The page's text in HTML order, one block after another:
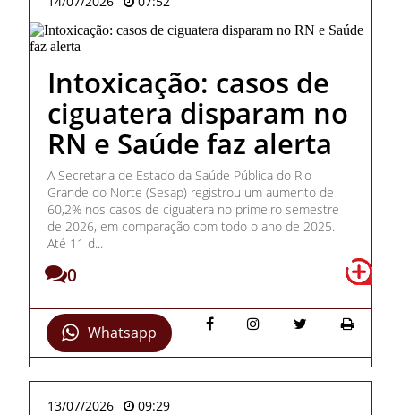
Intoxicação: casos de
ciguatera disparam no
RN e Saúde faz alerta
A Secretaria de Estado da Saúde Pública do Rio
Grande do Norte (Sesap) registrou um aumento de
60,2% nos casos de ciguatera no primeiro semestre
de 2026, em comparação com todo o ano de 2025.
Até 11 d...
0
Whatsapp
13/07/2026 09:29